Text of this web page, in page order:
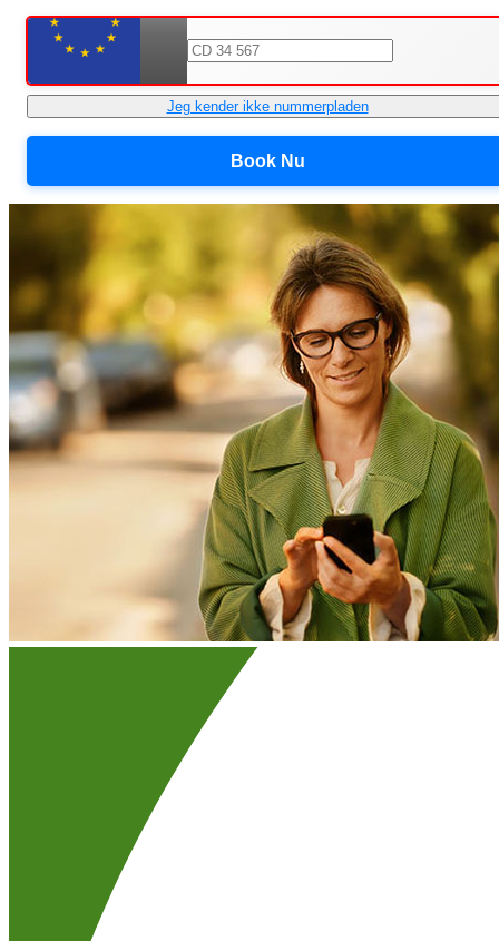
Jeg kender ikke nummerpladen
Book Nu